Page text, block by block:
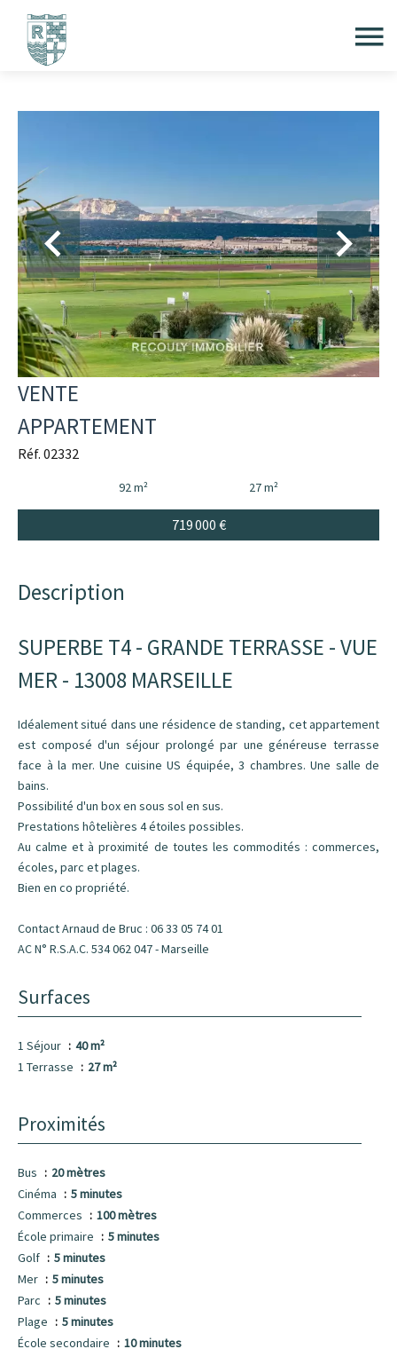
VENTE
APPARTEMENT
Réf. 02332
92 m² 27 m²
719 000 €
Description
SUPERBE T4 - GRANDE TERRASSE - VUE
MER - 13008 MARSEILLE
Idéalement situé dans une résidence de standing, cet appartement
est composé d'un séjour prolongé par une généreuse terrasse
face à la mer. Une cuisine US équipée, 3 chambres. Une salle de
bains.
Possibilité d'un box en sous sol en sus.
Prestations hôtelières 4 étoiles possibles.
Au calme et à proximité de toutes les commodités : commerces,
écoles, parc et plages.
Bien en co propriété.
Contact Arnaud de Bruc : 06 33 05 74 01
AC N° R.S.A.C. 534 062 047 - Marseille
Surfaces
1 Séjour
40 m²
1 Terrasse
27 m²
Proximités
Bus
20 mètres
Cinéma
5 minutes
Commerces
100 mètres
École primaire
5 minutes
Golf
5 minutes
Mer
5 minutes
Parc
5 minutes
Plage
5 minutes
École secondaire
10 minutes